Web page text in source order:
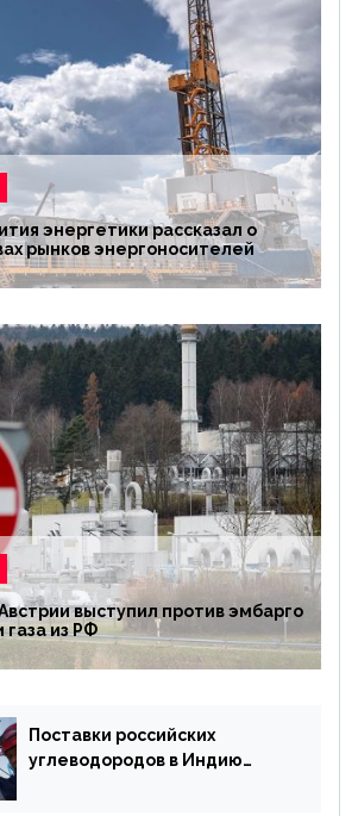
энергетики рассказал о
рынков энергоносителей
выступил против эмбарго
газа из РФ
Поставки российских
углеводородов в Индию